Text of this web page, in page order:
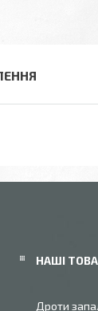
НАШІ
Дроти